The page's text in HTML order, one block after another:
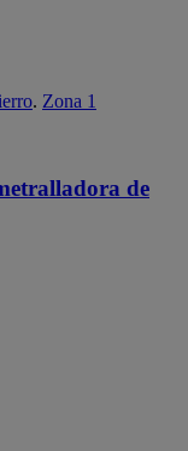
. Zona 1
de